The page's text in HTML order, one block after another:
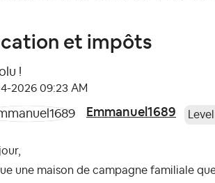
et impôts
!
2026 09:23 AM
Emmanuel1689
une maison de campagne familiale